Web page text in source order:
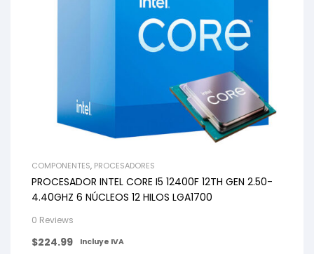
COMPONENTES, PROCESADORES
PROCESADOR INTEL CORE I5 12400F 12TH GEN 2.50-
4.40GHZ 6 NÚCLEOS 12 HILOS LGA1700
0 Reviews
$224.99 Incluye IVA